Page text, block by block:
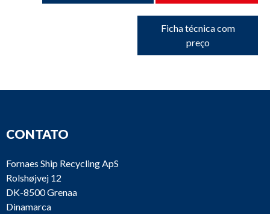
Ficha técnica com
preço
CONTATO
Fornaes Ship Recycling ApS
Rolshøjvej 12
DK-8500 Grenaa
Dinamarca